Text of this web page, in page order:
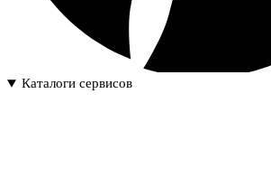
Каталоги сервисов